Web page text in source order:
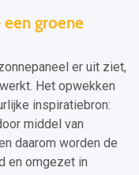
groene
er uit ziet,
Het opwekken
inspiratiebron:
middel van
daarom worden de
en omgezet in